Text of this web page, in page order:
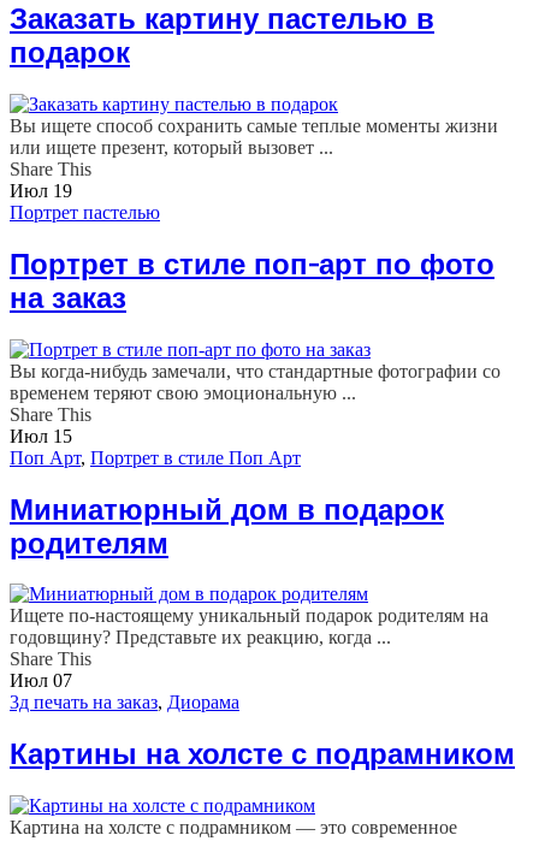
Заказать картину пастелью в
подарок
Вы ищете способ сохранить самые теплые моменты жизни
или ищете презент, который вызовет ...
Share This
Июл 19
Портрет пастелью
Портрет в стиле поп-арт по фото
на заказ
Вы когда-нибудь замечали, что стандартные фотографии со
временем теряют свою эмоциональную ...
Share This
Июл 15
Поп Арт, Портрет в стиле Поп Арт
Миниатюрный дом в подарок
родителям
Ищете по-настоящему уникальный подарок родителям на
годовщину? Представьте их реакцию, когда ...
Share This
Июл 07
3д печать на заказ, Диорама
Картины на холсте с подрамником
Картина на холсте с подрамником — это современное